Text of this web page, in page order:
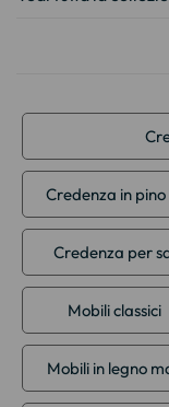
Credenza in pino
Credenza per
Mobili classici
Mobili in legno